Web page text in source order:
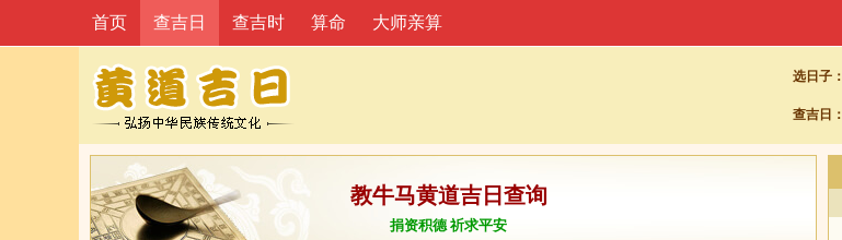
选日子：
查吉日：
首页 查吉日 查吉时 算命 大师亲算
教牛马黄道吉日查询
捐资积德 祈求平安